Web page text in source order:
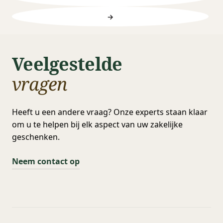
→
Veelgestelde
vragen
Heeft u een andere vraag? Onze experts staan klaar
om u te helpen bij elk aspect van uw zakelijke
geschenken.
Neem contact op